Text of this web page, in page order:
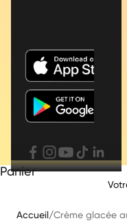
Panier
Accueil/Crème glacée